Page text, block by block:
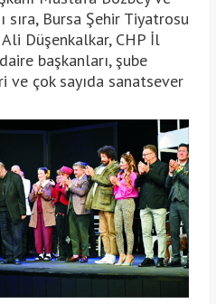
sıra, Bursa Şehir Tiyatrosu
Düşenkalkar, CHP İl
başkanları, şube
ve çok sayıda sanatsever